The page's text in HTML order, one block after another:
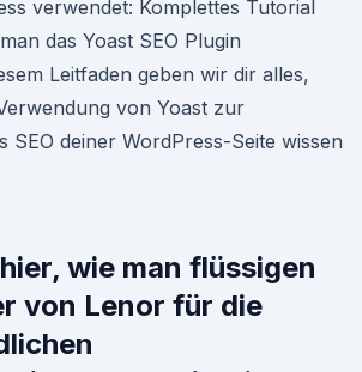
verwendet: Komplettes Tutorial
das Yoast SEO Plugin
Leitfaden geben wir dir alles,
von Yoast zur
SEO deiner WordPress-Seite wissen
wie man flüssigen
von Lenor für die